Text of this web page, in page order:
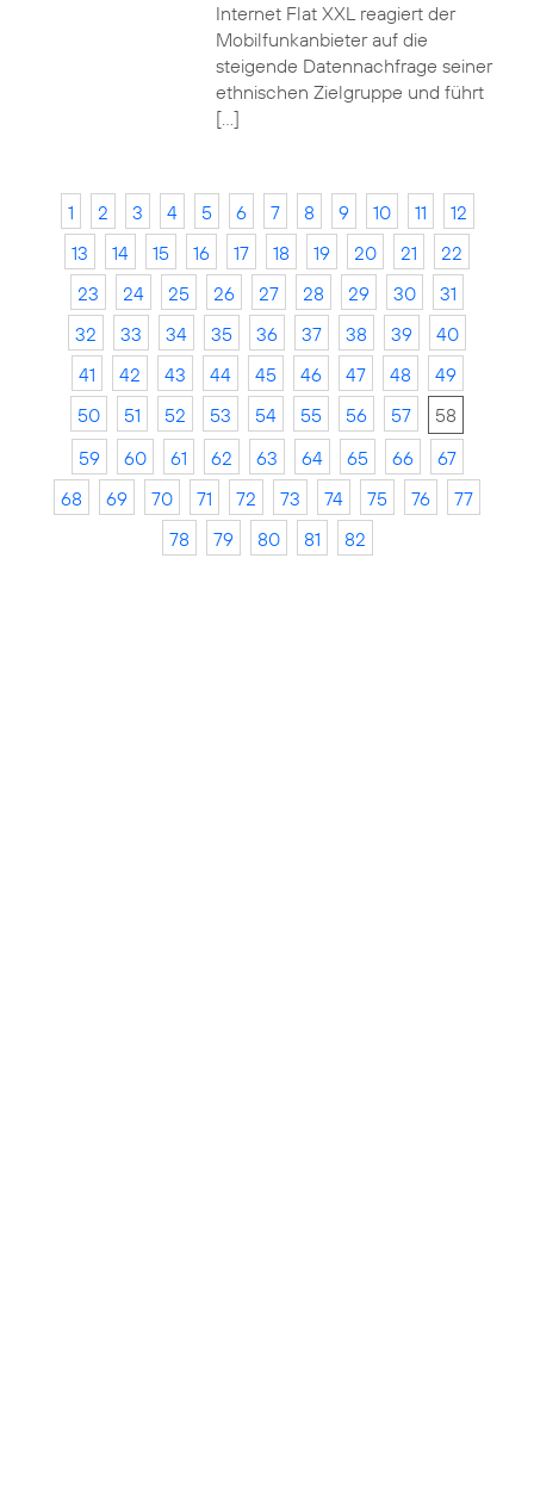
Internet Flat XXL reagiert der
Mobilfunkanbieter auf die
steigende Datennachfrage seiner
ethnischen Zielgruppe und führt
[…]
1 2 3 4 5 6 7 8 9 10 11
12
13
14 15 16 17 18 19 20 21
22
23
24 25 26 27 28 29 30
31
32
33 34 35 36 37 38 39
40
41
42 43 44 45 46 47 48
49
50
51 52 53 54 55 56 57
58
59
60 61 62 63 64 65 66
67
68
69 70 71 72 73 74 75 76
77
78
79 80 81 82